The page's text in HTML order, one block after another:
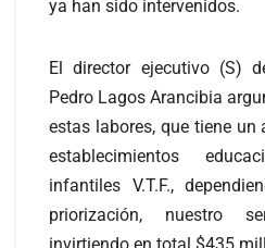
ya han sido intervenidos.
El director ejecutivo (S)
Pedro Lagos Arancibia
estas labores, que tiene
establecimientos
infantiles V.T.F.,
priorización, nuestro